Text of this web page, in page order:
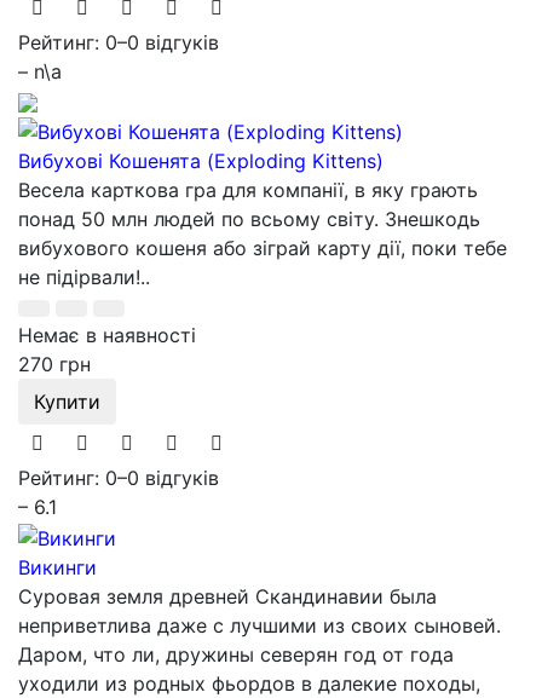
Рейтинг: 0–0 відгуків
– n\a
Вибухові Кошенята (Exploding Kittens)
Весела карткова гра для компанії, в яку грають
понад 50 млн людей по всьому світу. Знешкодь
вибухового кошеня або зіграй карту дії, поки тебе
не підірвали!..
Немає в наявності
270 грн
Купити
Рейтинг: 0–0 відгуків
– 6.1
Викинги
Суровая земля древней Скандинавии была
неприветлива даже с лучшими из своих сыновей.
Даром, что ли, дружины северян год от года
уходили из родных фьордов в далекие походы,